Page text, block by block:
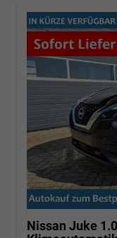
Nissan Juke